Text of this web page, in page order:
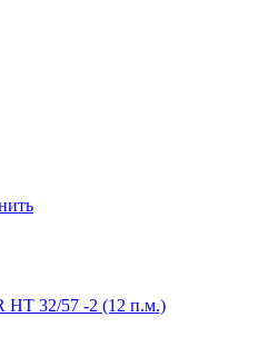
HT 32/57 -2 (12 п.м.)